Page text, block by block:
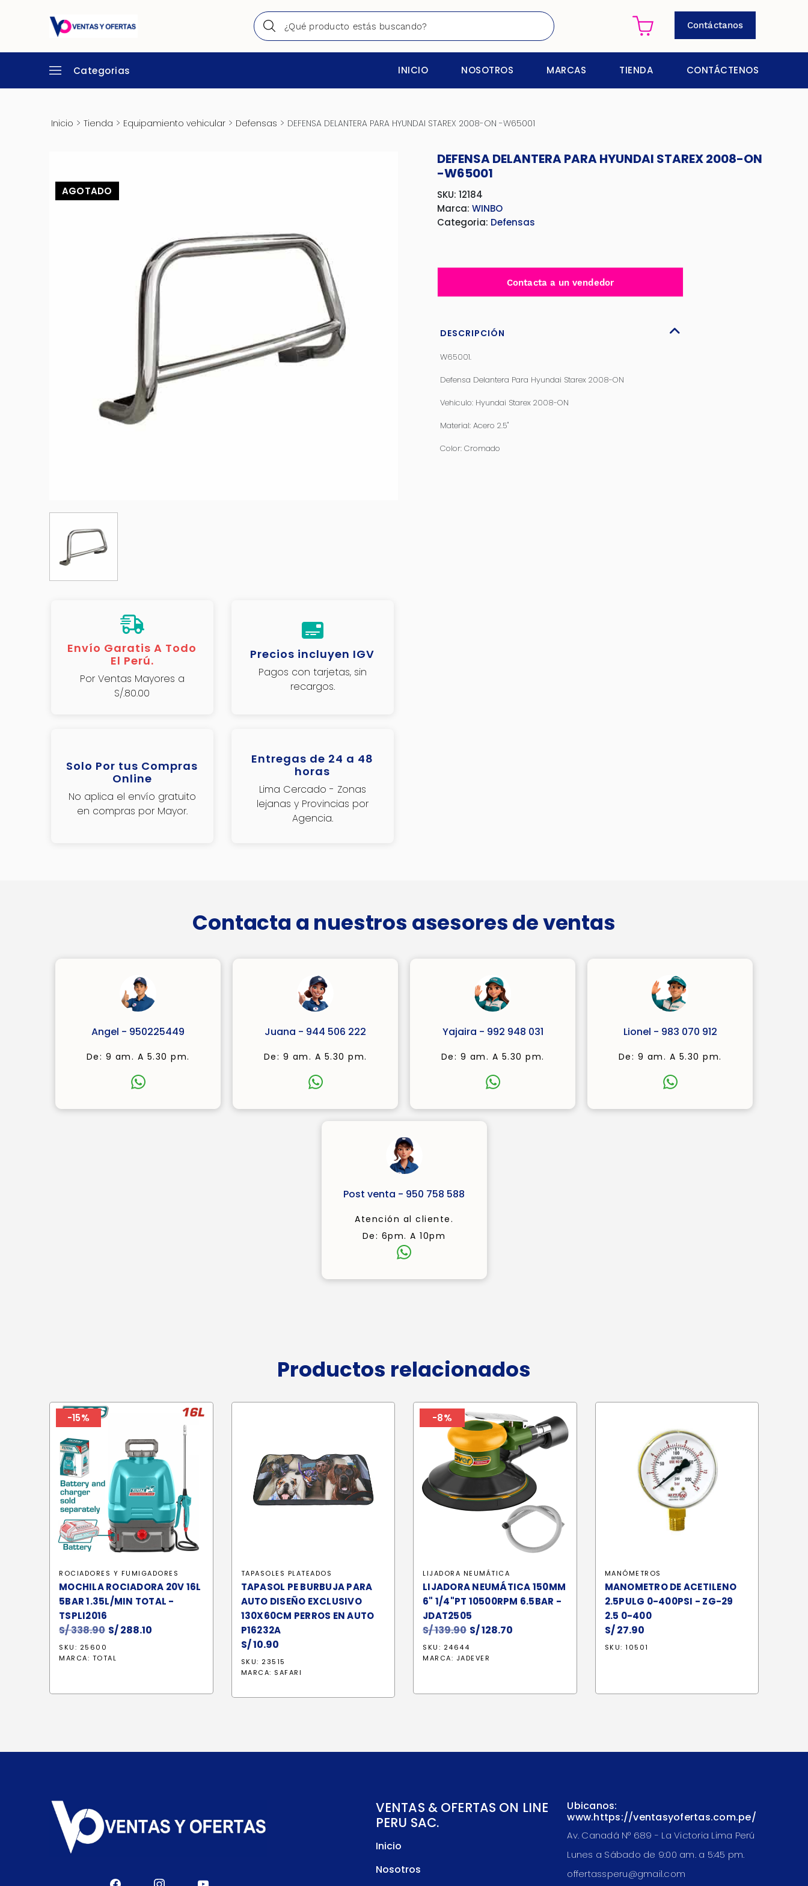
Contáctanos
Categorias INICIO NOSOTROS MARCAS TIENDA CONTÁCTENOS
Inicio > Tienda > Equipamiento vehicular> Defensas > DEFENSA DELANTERA PARA HYUNDAI STAREX 2008-ON -W65001
AGOTADO
Envío Garatis A Todo
El Perú.
Por Ventas Mayores a
S/.80.00
Precios incluyen IGV
Pagos con tarjetas, sin
recargos.
Solo Por tus Compras
Online
No aplica el envío gratuito
en compras por Mayor.
Entregas de 24 a 48
horas
Lima Cercado - Zonas
lejanas y Provincias por
Agencia.
DEFENSA DELANTERA PARA HYUNDAI STAREX 2008-ON
-W65001
SKU: 12184
Marca: WINBO
Categoria: Defensas
Contacta a un vendedor
DESCRIPCIÓN
W65001.
Defensa Delantera Para Hyundai Starex 2008-ON
Vehiculo: Hyundai Starex 2008-ON
Material: Acero 2.5''
Color: Cromado
Contacta a nuestros asesores de ventas
Angel - 950225449
De: 9 am. A 5.30 pm.
Juana - 944 506 222
De: 9 am. A 5.30 pm.
Yajaira - 992 948 031
De: 9 am. A 5.30 pm.
Lionel - 983 070 912
De: 9 am. A 5.30 pm.
Post venta - 950 758 588
Atención al cliente.
De: 6pm. A 10pm
Productos relacionados
-15%
ROCIADORES Y FUMIGADORES
MOCHILA ROCIADORA 20V 16L
5BAR 1.35L/MIN TOTAL -
TSPLI2016
S/338.90 El
original
S/288.10
SKU: 25600
MARCA: TOTAL
TAPASOLES PLATEADOS
TAPASOL PE BURBUJA PARA
AUTO DISEÑO EXCLUSIVO
130X60CM PERROS EN AUTO
P16232A
S/10.90
SKU: 23515
MARCA: SAFARI
-8%
LIJADORA NEUMÁTICA
LIJADORA NEUMÁTICA 150MM
6" 1/4"PT 10500RPM 6.5BAR -
JDAT2505
S/139.90 El
original
S/128.70
SKU: 24644
MARCA: JADEVER
MANÓMETROS
MANOMETRO DE ACETILENO
2.5PULG 0-400PSI - ZG-29
2.5 0-400
S/27.90
SKU: 10501
VENTAS & OFERTAS ON LINE
PERU SAC.
Inicio
Nosotros
Ubicanos:
www.https://ventasyofertas.com.pe/
Av. Canadá N° 689 - La Victoria Lima Perú
Lunes a Sábado de 9:00 am. a 5:45 pm.
offertassperu@gmail.com